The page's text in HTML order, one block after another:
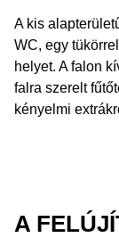
A kis
WC, egy
helyet. A falon
falra szerelt
kényelmi
A